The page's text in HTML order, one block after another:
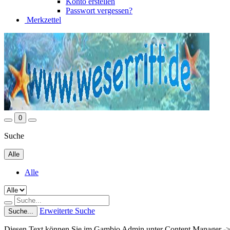
Passwort vergessen?
Merkzettel
0
Suche
Alle
Alle
Suche... Erweiterte Suche